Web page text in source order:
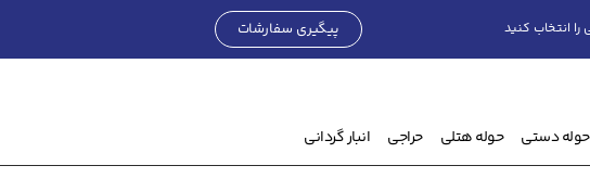
انتخاب کنید پیگیری سفارشات
حوله دستی حوله هتلی حراجی انبار گردانی